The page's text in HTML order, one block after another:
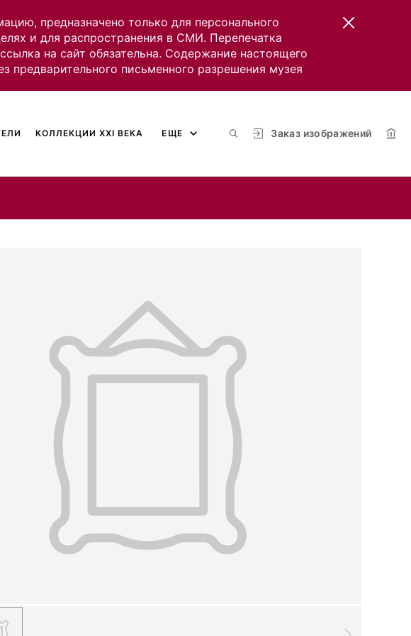
предназначено только для персонального
и для распространения в СМИ. Перепечатка
на сайт обязательна. Содержание настоящего
письменного разрешения музея
Заказ изображений
КОЛЛЕКЦИИ XXI ВЕКА ЕЩЕ